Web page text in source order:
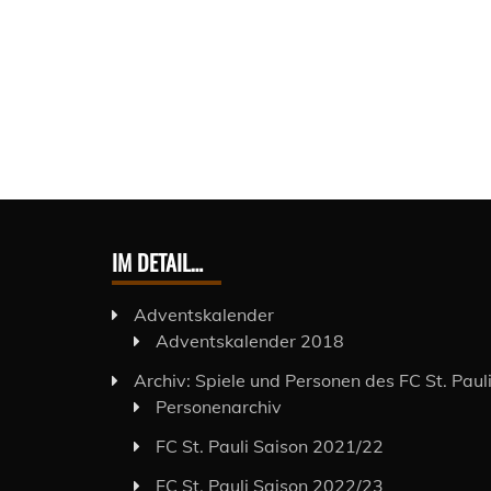
IM DETAIL…
Adventskalender
Adventskalender 2018
Archiv: Spiele und Personen des FC St. Pauli
Personenarchiv
FC St. Pauli Saison 2021/22
FC St. Pauli Saison 2022/23